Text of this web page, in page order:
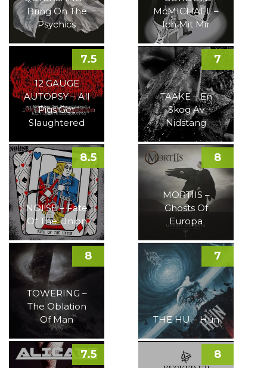
Bring On The
Psychics
McMICHAEL –
Ich Mit Mir
12 GAUGE
AUTOPSY – All
Pigs Get
Slaughtered
7.5
TAAKE – En
Skog Av
Nidstang
7
NOI!SE – Fate
Of The Union
8.5
MORTIIS –
Ghosts Of
Europa
8
TOWERING –
The Oblation
Of Man
8
THE HU – Hun
7
7.5 8